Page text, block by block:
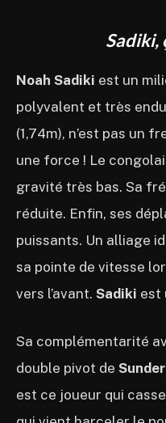
Sadiki,
Noah Sadiki est un
polyvalent et très
(1,74m), n’est pas un
une force ! Le
gravité très bas. Sa
réduite. Enfin, ses
puissants. Un alliage
sa pointe de vitesse
vers l’avant. Sadiki est
Sa complémentarité
double pivot de
est ce joueur qui